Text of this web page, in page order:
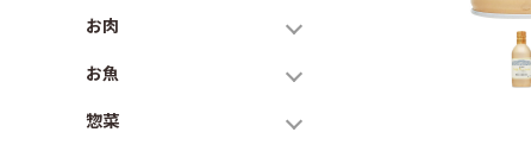
お肉
お魚
惣菜